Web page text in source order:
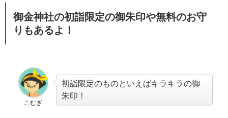
御金神社の初詣限定の御朱印や無料のお守
りもあるよ！
こむぎ
初詣限定のものといえばキラキラの御
朱印！